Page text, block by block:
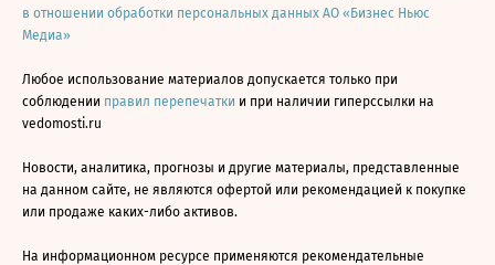
в отношении обработки персональных данных АО «Бизнес Ньюс
Медиа»
Любое использование материалов допускается только при
соблюдении правил перепечатки и при наличии гиперссылки на
vedomosti.ru
Новости, аналитика, прогнозы и другие материалы, представленные
на данном сайте, не являются офертой или рекомендацией к покупке
или продаже каких-либо активов.
На информационном ресурсе применяются рекомендательные